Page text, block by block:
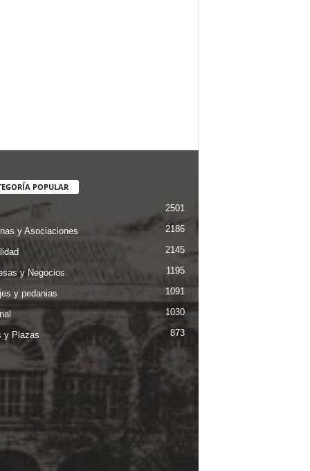
POPULAR
2501
y Asociaciones 2186
2145
y Negocios 1195
y pedanias 1091
1030
y Plazas 873